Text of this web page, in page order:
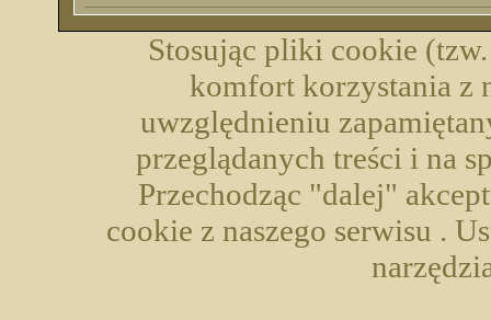
Stosując pliki cookie
komfort korzystania z
uwzględnieniu
przeglądanych treści i na
Przechodząc "dalej"
cookie z naszego serwisu .